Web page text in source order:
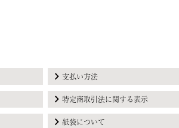
支払い方法
特定商取引法に関する表示
紙袋について